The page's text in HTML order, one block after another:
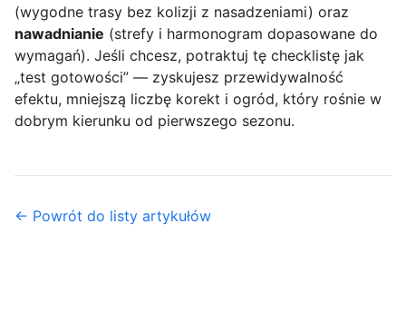
(wygodne trasy bez kolizji z nasadzeniami) oraz
nawadnianie (strefy i harmonogram dopasowane do
wymagań). Jeśli chcesz, potraktuj tę checklistę jak
„test gotowości” — zyskujesz przewidywalność
efektu, mniejszą liczbę korekt i ogród, który rośnie w
dobrym kierunku od pierwszego sezonu.
← Powrót do listy artykułów